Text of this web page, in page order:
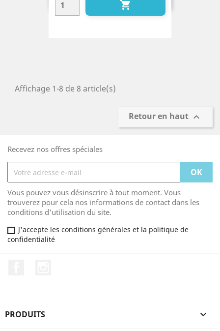

Affichage 1-8 de 8 article(s)
Retour en haut 
Recevez nos offres spéciales
Vous pouvez vous désinscrire à tout moment. Vous
trouverez pour cela nos informations de contact dans les
conditions d'utilisation du site.
J'accepte les conditions générales et la politique de
confidentialité
PRODUITS 